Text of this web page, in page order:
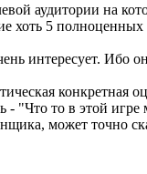
аудитории на
хоть 5
интересует. Ибо
конкретная
"Что то в этой
может точно